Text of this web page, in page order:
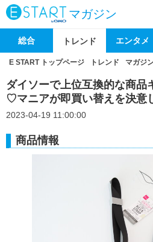
マガジン
総合 トレンド エンタメ
E START トップページ トレンド マガジ
ダイソーで上位互換的な商品
♡マニアが即買い替えを決意
2023-04-19 11:00:00
商品情報